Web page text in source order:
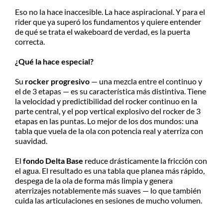
Eso no la hace inaccesible. La hace aspiracional. Y para el
rider que ya superó los fundamentos y quiere entender
de qué se trata el wakeboard de verdad, es la puerta
correcta.
¿Qué la hace especial?
Su rocker progresivo — una mezcla entre el continuo y
el de 3 etapas — es su característica más distintiva. Tiene
la velocidad y predictibilidad del rocker continuo en la
parte central, y el pop vertical explosivo del rocker de 3
etapas en las puntas. Lo mejor de los dos mundos: una
tabla que vuela de la ola con potencia real y aterriza con
suavidad.
El fondo Delta Base reduce drásticamente la fricción con
el agua. El resultado es una tabla que planea más rápido,
despega de la ola de forma más limpia y genera
aterrizajes notablemente más suaves — lo que también
cuida las articulaciones en sesiones de mucho volumen.